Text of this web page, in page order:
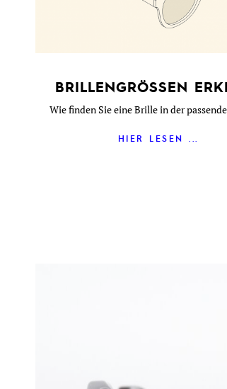
BRILLENGRÖSSEN
Wie finden Sie eine Brille in der
HIER LESEN ...